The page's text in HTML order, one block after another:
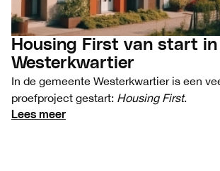
Housing First van start in
Westerkwartier
In de gemeente Westerkwartier is een
proefproject gestart: Housing First.
Lees meer